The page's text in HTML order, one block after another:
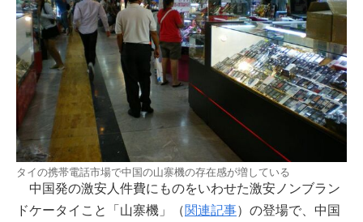
タイの携帯電話市場で中国の山寨機の存在感が増している
中国発の激安人件費にものをいわせた激安ノンブラン
ドケータイこと「山寨機」（関連記事）の登場で、中国